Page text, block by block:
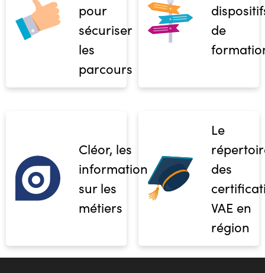
pour
sécuriser
les
parcours
de
Cléor, les
informations
sur les
métiers
Le
des
VAE en
région